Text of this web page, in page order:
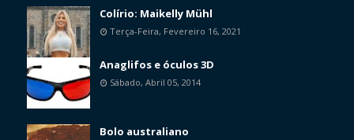
Colírio: Maikelly Mühl
Terça-Feira, Fevereiro 16, 2021
Anaglifos e óculos 3D
Sábado, Abril 05, 2014
Bolo australiano